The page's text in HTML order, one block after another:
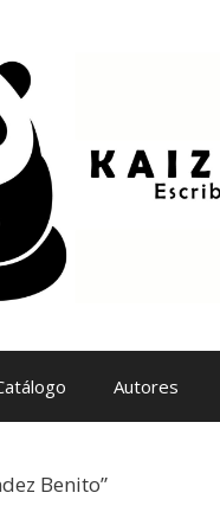
Autores
Benito”